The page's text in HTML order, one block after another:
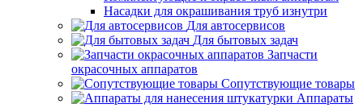
Насадки для окрашивания труб изнутри
Для автосервисов
Для бытовых задач
Запчасти
окрасочных аппаратов
Сопутствующие товары
Аппараты